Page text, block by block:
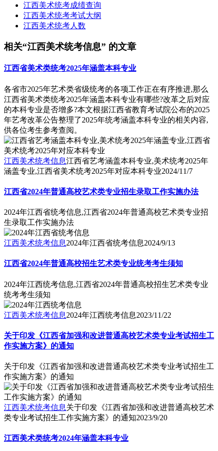
江西美术统考成绩查询
江西美术统考考试大纲
江西美术统考人数
相关“江西美术统考信息” 的文章
江西省美术类统考2025年涵盖本科专业
各省市2025年艺术类省级统考的各项工作正在有序推进,那么
江西省美术类统考2025年涵盖本科专业有哪些?改革之后对应
的本科专业是否增多?本文根据江西省教育考试院公布的2025
年艺考改革公告整理了2025年统考涵盖本科专业的相关内容,
供各位考生参考查阅。
江西美术统考信息江西省艺考涵盖本科专业,美术统考2025年
涵盖专业,江西省美术统考2025年对应本科专业2024/11/7
江西省2024年普通高校艺术类专业招生录取工作实施办法
2024年江西省统考信息,江西省2024年普通高校艺术类专业招
生录取工作实施办法
江西美术统考信息2024年江西省统考信息2024/9/13
江西省2024年普通高校招生艺术类专业统考考生须知
2024年江西统考信息,江西省2024年普通高校招生艺术类专业
统考考生须知
江西美术统考信息2024年江西统考信息2023/11/22
关于印发《江西省加强和改进普通高校艺术类专业考试招生工
作实施方案》的通知
关于印发《江西省加强和改进普通高校艺术类专业考试招生工
作实施方案》的通知
江西美术统考信息关于印发《江西省加强和改进普通高校艺术
类专业考试招生工作实施方案》的通知2023/9/20
江西美术类统考2024年涵盖本科专业